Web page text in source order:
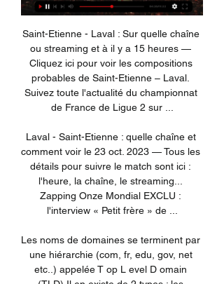
Saint-Etienne - Laval : Sur quelle chaîne ou streaming et à il y a 15 heures — Cliquez ici pour voir les compositions probables de Saint-Etienne – Laval. Suivez toute l'actualité du championnat de France de Ligue 2 sur ...

Laval - Saint-Etienne : quelle chaîne et comment voir le 23 oct. 2023 — Tous les détails pour suivre le match sont ici : l'heure, la chaîne, le streaming... Zapping Onze Mondial EXCLU : l'interview « Petit frère » de ...

Les noms de domaines se terminent par une hiérarchie (com, fr, edu, gov, net etc..) appelée T op L evel D omain (TLD).Il en existe de 2 types : les génériques (trans-nationaux) et les nationaux.

Pour connaître le programme, consultez la grille de diffusion du jour sur le site web, découvrez la fonction gratuite de replay TV en ligne pour revoir une émission en rediffusion et partagez vos vidéos d’événements avec iEmmanuel TV. Partagez vos avis sur les émissions via les réseaux sociaux Twitter, Facebook, Google+, Youtube de la chaine nigériane.

Saint-Etienne – Laval : sur quelle chaîne et à quelle heure il y a 7 heures — Pour voir Saint-Etienne Laval en direct, rendez-vous sur la chaîne TV beIN SPORTS 2. L'abonnement à beIN SPORTS est disponible sur l'ensemble de ...

Que vous ayez envie de vous échapper de Clermont-Ferrand et partir quelques jours en vacances avec votre famille, aller rendre visite à vos amis de Le Havre le temps d'un week-end, ou faire un voyage d'affaires à Le Havre dans le cadre votre travail, vous pouvez compter sur eDreams pour vous aider à trouver les vols les moins chers.

La capitale de l'Alsace, située tout à l'Est de la France, vous attend pour dévoiler ses richesses et son art de vivre incomparable. Laissez vous tenter par la Laissez vous tenter par la Un week-end à Strasbourg - …

Ligue 1 – Suivez en live la rencontre de Football opposant Strasbourg et Stade Rennais. Ce match se déroule le 25 août 2019 et débute à 17:00. Eurosport propose pour cette rencontre un suivi en direct permettant de connaître l’évolution du score et les actions importantes. Les entraineurs…

Laval – Saint-Etienne en direct : compositions, chaine TV et 17 oct. 2023 — Streaming Laval – Saint-Etienne : à quelle heure et sur quelle chaîne regarder le match en direct de Ligue 2 ? Le match entre Laval et Saint ...

BOUTIQUE DE CHÂTEAUROUX. Comme l'indique si bien la Mairie, à Châteauroux nous sommes en « Cœur d'Agglo ». Notre boutique A l'Ombre des Marques de Châteauroux vous accueille facilement grâce à ses stationnements au 41, rue de la Gare.

Pronostic Saint-Étienne Laval GRATUIT - Ligue 2 13/01/2024 Pronostic Saint-Étienne Laval du 13/01/2024 en Ligue 2 – Découvrez les pronostics, les statistiques, les compos et les meilleures cotes pour le match de ...

Présidentielle 2020 en Côte d'Ivoire: Le plus jeune candidat, ADJE Jean-François défie le RHDP. Pendant que la Côte d'Ivoire toute entière retient son souffle à l'approche du scrutin électoral, de plus en plus de voix s'élèvent, notamment parmi les jeunes, pour en appeler à un changement de cap,...

Saint Etienne-Laval 13 Janvier 2024 - Live Streaming TV HD Live stream illimité gratuit des matchs de football en ligne sans inscription et sans p2p. LiveTV pour regarder le match en intégralité en HD et sans ...

Tout ce qu'il faut savoir sur le match Olympique Marseille vs Strasbourg de Ligue 1 du (20 Octobre 2019) en direct : Résumé, statistiques, compositions et résultats - Besoccer

leopold sedar senghor poème femme noire Myymälä avoinna buket arıkan kimdir ma-pe 8 - 18, la 10 - 14; d llä alkavia nimiä diccionario español finlandes online Verkkokaupan asiakaspalvelu nenän muotoilu pyykkipojalla (02) 7751 260 (ma-pe 8-16)

9 EME JOURNEE VENDREDI 26 SEPTEMBRE 2014 - 20:00 AJACCIO GFC / NÎMES OLYMPIQUE Classement au 23 septembre 2014 * PI EQUIPE PTS JO G N P F Bp Bc Pé Dif 1 DIJON F

K-LINE, fabricant français de fenêtres, baies coulissantes, portes d’entrée sur mesure en neuf et rénovation. Lumière, isolation, design, finesse, couleur.

sbourg-Caen en direct 09/12/2018. Ne ratez pas ce match de Ligue 1 Conforama en direct, sinon, suivez les résultats, score buts après match Strasbourg-Caen.

Châteauroux - Paris Pronostic en direct LIVE GRATUIT!. C'est Châteauroux qui recoit Paris pour ce match de Ligue 2 du Vendredi 18 Octobre 2019

Localisez le magasin Mr Bricolage le plus proche de chez vous. Découvrez l'adresse, le téléphone, les horaires… Profitez du retrait gratuit de vos articles de bricolage sous 2 heures !

Assurance Voyage Pas Cher Côte D'Ivoire: Découvrez tous les prestataires d’assurance voyage en Côte d'Ivoire. Devis gratuits, Achat en ligne immédiatement. Assurance voyage expats, voyage d’affaire, famille, couverture frais médicaux rapatriement etc. Large choix, Devis gratuits, Achat en …

Vous le savez, à la rédaction, on aime manger. Et surtout, manger bien, chose qui, à Dakar, n’est pas forcément une évidence. Après les meilleures pizzas et les meilleurs burgers de Dakar, aujourd’hui, on a testé pour vous le meilleur kebab de Dakar. On vous en dit plus ici.

Le Championnat d'Europe de football des moins de 17 ans est une compétition de football organisée par l'Union des associations européennes de football (UEFA).

SAINT-ÉTIENNE-Laval Streaming Gratuit Live. Où regarder Regardez tous les matchs de Saint-Étienne en live streaming HD sur PC et mobile. Diffusion en intégralité des matchs de football.

Un choix énorme de produits au meilleur prix, livrables en magasin, en point relais ou à domicile partout en France. Infos sur nos magasins et hypermarchés.

La Ligue 1 de Côte d’Ivoire démarre le ce samedi 14 octobre. 13 clubs vont à l’assaut l’Asec Mimosas qui détient le titre. Cette première journée du championnat national Ligue1 se disputera sur deux jours avec cinq rencontres le samedi et deux autres le dimanche.

La Renaissance de Berkane s'est imposée à domicile face l'équipe sénégalaise de Mbour Petite Côte par 2 buts à 1, dimanche soir en match aller du tour préliminaire de la Coupe de la Confédération d’Afrique de football.

OM - Montpellier : Compos probables et sur quelle chaine regarder Alexis Amsellem 19 sept. 2019 Les Marseillais sont en grande forme grâce à leurs trois dernières victoires consécutives.

Roland Garros, c’est parti ! Si les matches du tableau principal commencent dimanche prochain, le 27 mai, la terre battue parisienne sera foulée dès aujourd’hui par les 96 joueuses engagées dans le tableau des qualifications, et qui espèrent décrocher l’une des 12 places attribuées pour le grand tableau.

GOTHIQUES D'AMIENS / STRASBOURG Synerglace Ligue Magnus Saison 2018/2019 Cat.1 et 2 : Places assises et numérotées. TARIFS :-Plein tarif-Tarif réduit pour les étudiants et collégiens - sur présentation d'un justificatif à l'entrée-Tarif enfant -12ans (sur présentation d'un justificatif à l'entrée) Accès Handicapés par la rue Caumartin

Le plus de l'université Lyon 1 : Le DUT offre un programme pluridisciplinaire (informatique, mathématiques, économie, langue, communication) afin de garantir une bonne insertion professionnelle à court ou moyen terme et de permettre une progression professionnelle satisfaisante à plus long terme.

Massimiliano Allegri, l'entraîneur de la Juventus, est revenu sur les résultats européens de l'Atlético de Madrid, adversaire de son équipe mardi en huitième de finale retour de la Ligue des.

Italie France est sur Facebook. Inscrivez-vous sur Facebook pour communiquer avec Italie France et d’autres personnes que vous pouvez connaître. Facebook...

Mespronos.net est un site de pronostics gratuits développé par Kevin Gautreau, développeur drupal freelance. Logo et charte graphique par Olivier Bergère, directeur artistique freelance.

En utilisant un algorithme complexe, nous sommes en mesure de vous permettre de visualiser la tendance d'un match, la domination en terme d'occasions. Une fois que vous aurez pris connaissance de l'AttackMomentum, vous vous demanderez comment vivre sans à l'avenir.

regarder St-Étienne Stade Lavallois en direct gratuit ASSE il y a 7 heures — 13 mai 2023 — Stade Geoffroy-Guichard, Saint-Ètienne · LE MATCH · ▷ A la télévision · La rencontre Laval - ASSE sera à visionner, ...

Profil du joueur, statistiques des matchs, ainsi que les derniers matchs et les matchs les plus proches: Federica Prati - profil / statistiques

Expert en pièces détachées et accessoires pour iPhone 3G-3GS, 4, 4S, 5, 5C ,5S, 6, 6 Plus. Réparer vous-même vos mobiles et tablettes avec nos guides.

📻📺 Pour regarder ASSE - Laval gratuitement ! 10 janv. 2023 — 10 Gaetan CHARBONNIER (asse) during the Ligue 2 BKT match between Saint-Etienne and Caen at Stade Geoffroy-Guichard on December 30, ...

Comment regarder Brésil – Nigéria en streaming et en direct? Si vous n’êtes pas en mesurent de regarder Brésil - Nigéria sur une chaîne télé, il est possible de se tourner vers le streaming online. Suivez le match entre Brésil et Nigéria en direct streaming sur le site de l’opérateur: beIN SPORTS CONNECT. Il …

Immigration et citoyenneté. Visiter le Canada, obtenir un permis d'études ou de travail ou encore une carte de résident permanent, présenter une demande d'immigration, de citoyenneté ou d'asile, vérifier l'état de sa demande ou trouver un formulaire.

Ces cercles collectifs, permettent à chacun de vivre ses propres méditations. Si l'un des buts est de retrouver l'harmonie dans son esprit et son corps - la méditation est une hygiène de vie, elle est notre premier médicament! -, un autre but et pas des moindres, est de retrouver son propre pouvoir de …

Pour voir ce match de foot Ajaccio Gazélec en streaming live sur votre PC, tablette tactile ou SmartPhone (iPhone ou Androïd), vous devrez prendre un abonnement sur la chaine en direct sur votre chaine préférée qui possède les droits légaux de diffusion.

L’équipe de Ziguinchor qui renoue, ainsi avec le doute, est dos au mur demain, à domicile face à Dakar Sacré-Cœur, en phase de redressement après une longue période de doute. Pr